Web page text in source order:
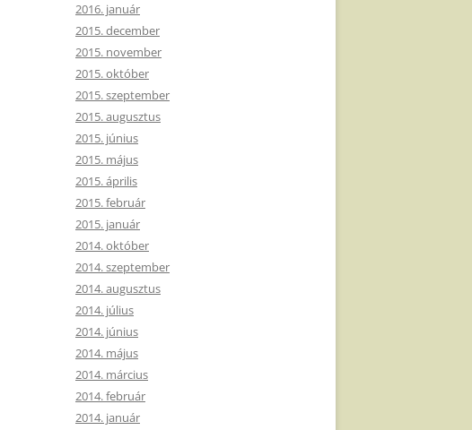
2016. január
2015. december
2015. november
2015. október
2015. szeptember
2015. augusztus
2015. június
2015. május
2015. április
2015. február
2015. január
2014. október
2014. szeptember
2014. augusztus
2014. július
2014. június
2014. május
2014. március
2014. február
2014. január